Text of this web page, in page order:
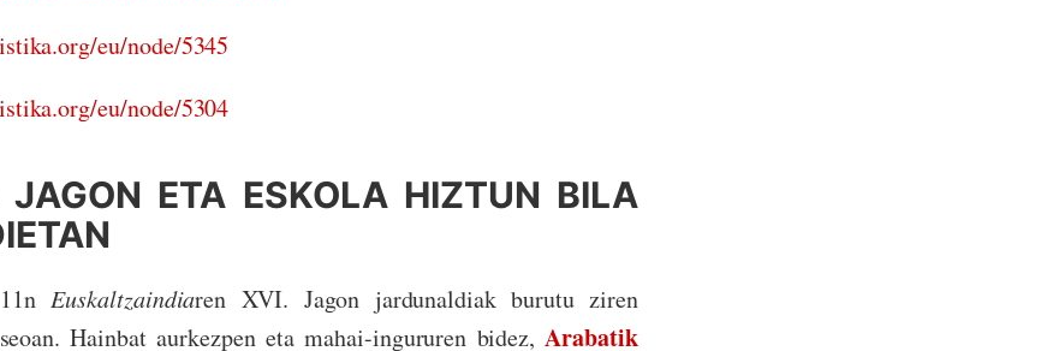
org/eu/node/5345
org/eu/node/5304
JAGON ETA ESKOLA HIZTUN BILA
Euskaltzaindiaren XVI. Jagon jardunaldiak burutu ziren
Hainbat aurkezpen eta mahai-ingururen bidez,Arabatik